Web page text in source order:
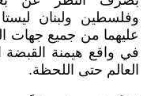
وفلسطين ولبنان
عليهما من جميع جهات
في واقع هيمنة القبضة
العالم حتى اللحظة.